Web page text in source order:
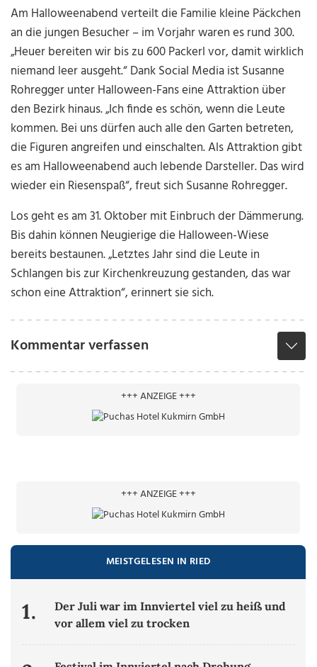
Am Halloweenabend verteilt die Familie kleine Päckchen
an die jungen Besucher – im Vorjahr waren es rund 300.
„Heuer bereiten wir bis zu 600 Packerl vor, damit wirklich
niemand leer ausgeht.“ Dank Social Media ist Susanne
Rohregger unter Halloween-Fans eine Attraktion über
den Bezirk hinaus. „Ich finde es schön, wenn die Leute
kommen. Bei uns dürfen auch alle den Garten betreten,
die Figuren angreifen und einschalten. Als Attraktion gibt
es am Halloweenabend auch lebende Darsteller. Das wird
wieder ein Riesenspaß“, freut sich Susanne Rohregger.
Los geht es am31. Oktober mit Einbruch der Dämmerung.
Bis dahin können Neugierige die Halloween-Wiese
bereits bestaunen. „Letztes Jahr sind die Leute in
Schlangen bis zur Kirchenkreuzung gestanden, das war
schon eine Attraktion“, erinnert sie sich.
Kommentar verfassen
+++ ANZEIGE +++
+++ ANZEIGE +++
MEISTGELESEN IN RIED
1.
Der Juli war im Innviertel viel zu heiß und
vor allem viel zu trocken